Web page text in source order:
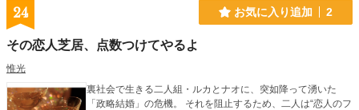
24 お気に入り追加 2
その恋人芝居、点数つけてやるよ
惟光
裏社会で生きる二人組・ルカとナオに、突如降って湧いた
「政略結婚」の危機。 それを阻止するため、二人は“恋人のフ